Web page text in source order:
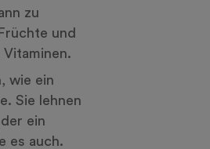
zu
und
wie ein
Sie lehnen
ein
es auch.